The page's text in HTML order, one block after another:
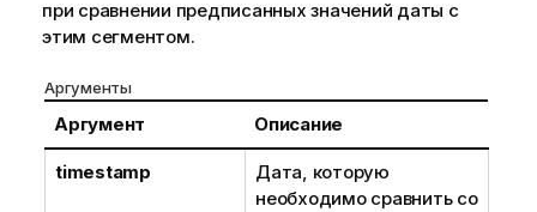
при сравнении предписанных значений даты с
этим сегментом.
Аргументы
Аргумент Описание
timestamp
Дата, которую
необходимо сравнить со